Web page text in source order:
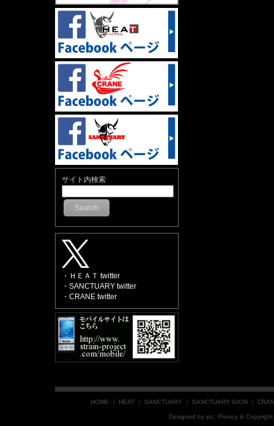
サイト内検索
Search
・ＨＥＡＴ twitter
・SANCTUARY twitter
・CRANE twitter
HOME HEAT SANCTUARY SANCTUARY GION
Designed by joc . Privacy &